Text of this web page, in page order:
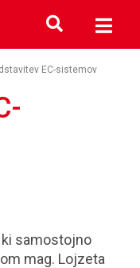
EC-sistemov
samostojno
mag. Lojzeta